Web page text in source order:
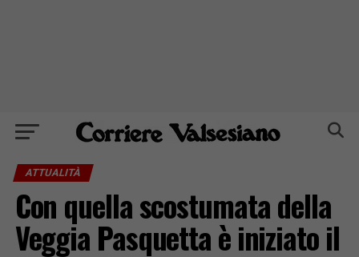
ATTUALITÀ
Con quella scostumata della
Veggia Pasquetta è iniziato il